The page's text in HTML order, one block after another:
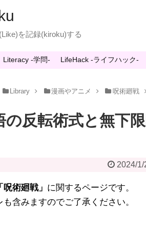
を記録(kiroku)する
Literacy -学問- LifeHack -ライフハック-
Library 漫画やアニメ 呪術廻戦
の反転術式と無下
2024/1/
「呪術廻戦」 に関するページです。
含みますのでご了承ください。